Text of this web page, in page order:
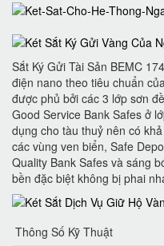
Sắt Ký Gửi Tài Sản BEMC
điện nano theo tiêu chuẩn
được phủ bởi các 3 lớp sơn
Good Service Bank Safes ở
dụng cho tàu thuỷ nên có
các vùng ven biển, Safe
Quality Bank Safes và sáng
bền đặc biệt không bị phai
Thông Số Kỹ Thuật